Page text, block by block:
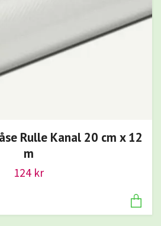
Rulle Kanal 20 cm x 12
m
124 kr